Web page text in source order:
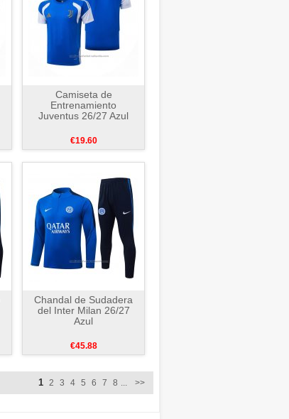
Camiseta de
Entrenamiento
Juventus 26/27 Azul
€19.60
Chandal de Sudadera
del Inter Milan 26/27
Azul
€45.88
1 2 3 4 5 6 7 8 ... >>